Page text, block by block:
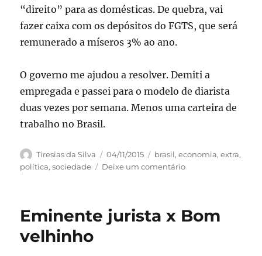
“direito” para as domésticas. De quebra, vai
fazer caixa com os depósitos do FGTS, que será
remunerado a míseros 3% ao ano.
O governo me ajudou a resolver. Demiti a
empregada e passei para o modelo de diarista
duas vezes por semana. Menos uma carteira de
trabalho no Brasil.
Autor
Tiresias da Silva
Publicado
em
04/11/2015 Categorias
brasil,economia,extra,
política,sociedade Deixe um comentárioem
domésticas
Eminente jurista x Bom
velhinho